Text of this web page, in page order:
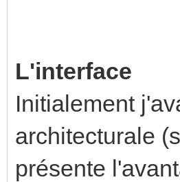
L'interface
Initialement
architecturale
présente